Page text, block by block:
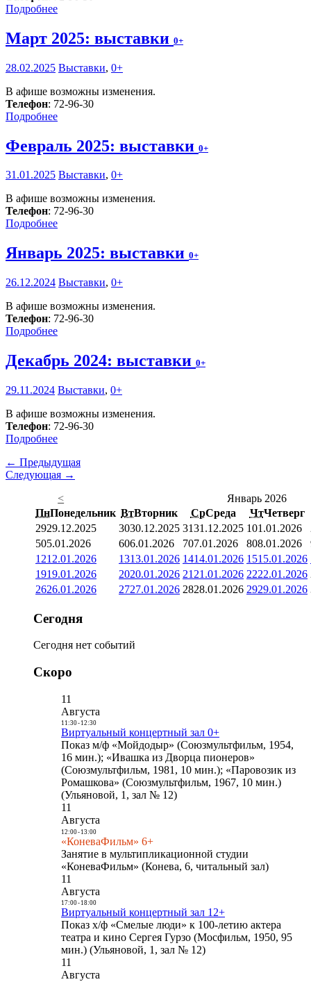
Подробнее
Март 2025: выставки 0+
28.02.2025 Выставки, 0+
В афише возможны изменения.
Телефон: 72-96-30
Подробнее
Февраль 2025: выставки 0+
31.01.2025 Выставки, 0+
В афише возможны изменения.
Телефон: 72-96-30
Подробнее
Январь 2025: выставки 0+
26.12.2024 Выставки, 0+
В афише возможны изменения.
Телефон: 72-96-30
Подробнее
Декабрь 2024: выставки 0+
29.11.2024 Выставки, 0+
В афише возможны изменения.
Телефон: 72-96-30
Подробнее
← Предыдущая
Следующая →
<
Январь 2026
ПнПонедельник ВтВторник СрСреда ЧтЧетверг
2929.12.2025 3030.12.2025 3131.12.2025 101.01.2026
505.01.2026 606.01.2026 707.01.2026 808.01.2026
1212.01.2026 1313.01.2026 1414.01.2026 1515.01.2026
1919.01.2026 2020.01.2026 21 21.01.2026 2222.01.2026
2626.01.2026 2727.01.2026 2828.01.2026 2929.01.2026
Сегодня
Сегодня нет событий
Скоро
11
Августа
11:30- 12:30
Виртуальный концертный зал 0+
Показ м/ф «Мойдодыр» (Союзмультфильм, 1954,
16 мин.); «Ивашка из Дворца пионеров»
(Союзмультфильм, 1981, 10 мин.); «Паровозик из
Ромашкова» (Союзмультфильм, 1967, 10 мин.)
(Ульяновой, 1, зал № 12)
11
Августа
12:00- 13:00
«КоневаФильм» 6+
Занятие в мультипликационной студии
«КоневаФильм» (Конева, 6, читальный зал)
11
Августа
17:00- 18:00
Виртуальный концертный зал 12+
Показ х/ф «Смелые люди» к 100-летию актера
театра и кино Сергея Гурзо (Мосфильм, 1950, 95
мин.) (Ульяновой, 1, зал № 12)
11
Августа